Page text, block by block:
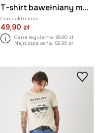
T-shirt bawełniany męski wzorzysty kolor czarny
Cena aktualna:
49,90 zł
Cena regularna: 89,90 zł
Najniższa cena: 59,90 zł